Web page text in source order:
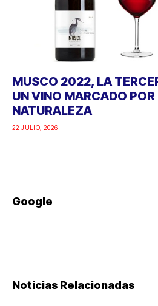
MUSCO 2022, LA
UN VINO MARCADO
NATURALEZA
22 JULIO, 2026
Google
Noticias Relacionadas